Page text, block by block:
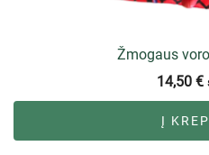
Žmogaus
14,50 €
Į